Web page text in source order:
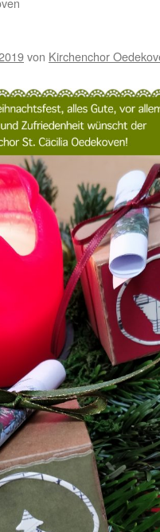
von Kirchenchor